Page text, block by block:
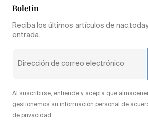
Boletín
Reciba los últimos artículos de
entrada.
Al suscribirse, entiende y acepta que
gestionemos su información personal de
de privacidad.